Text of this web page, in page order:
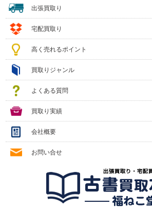
出張買取り
宅配買取り
高く売れるポイント
買取りジャンル
よくある質問
買取り実績
会社概要
お問い合せ